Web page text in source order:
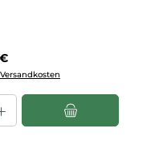
Preis:
Wert ein oder benutze die